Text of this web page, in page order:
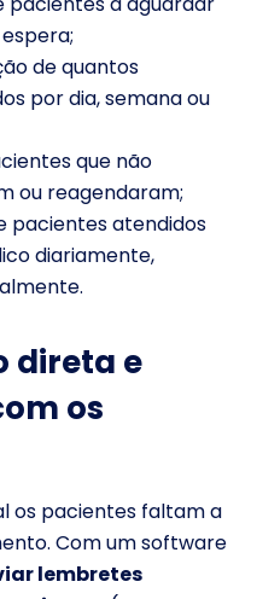
de quantos
por dia, semana ou
que não
ou reagendaram;
pacientes atendidos
diariamente,
direta e
os
os pacientes faltam a
Com um software
lembretes